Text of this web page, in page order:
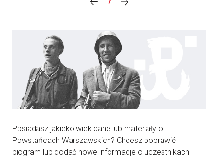
Posiadasz jakiekolwiek dane lub materiały o
Powstańcach Warszawskich? Chcesz poprawić
biogram lub dodać nowe informacje o uczestnikach i